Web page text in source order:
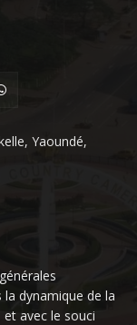
Yaoundé,
dynamique de la
avec le souci